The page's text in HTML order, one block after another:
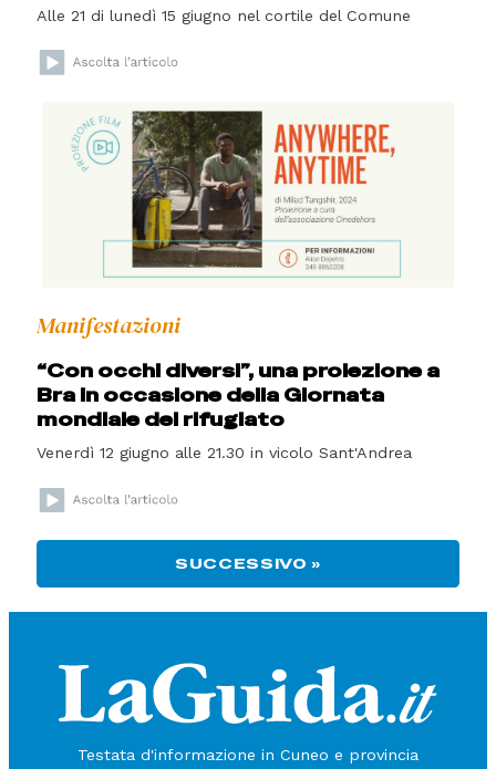
Alle 21 di lunedì 15 giugno nel cortile del Comune
Manifestazioni
“Con occhi diversi”, una proiezione a
Bra in occasione della Giornata
mondiale del rifugiato
Venerdì 12 giugno alle 21.30 in vicolo Sant'Andrea
SUCCESSIVO »
Testata d'informazione in Cuneo e provincia